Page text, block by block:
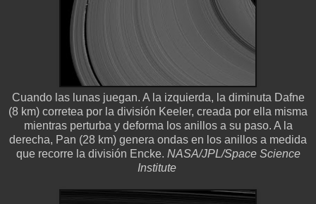
Cuando las lunas juegan. A la izquierda, la diminuta Dafne
(8 km) corretea por la división Keeler, creada por ella misma
mientras perturba y deforma los anillos a su paso. A la
derecha, Pan (28 km) genera ondas en los anillos a medida
que recorre la división Encke. NASA/JPL/Space Science
Institute